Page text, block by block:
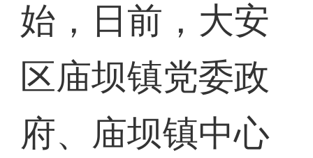
始，日前，大安
区庙坝镇党委政
府、庙坝镇中心